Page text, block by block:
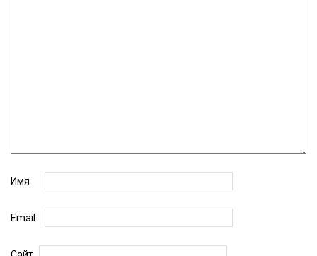
Имя
Email